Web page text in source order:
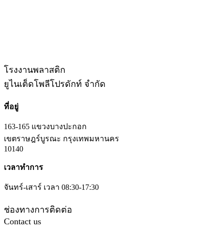
โรงงานพลาสติก
ยูไนเต็ดโพลีโปรดักท์ จำกัด
ที่อยู่
163-165 แขวงบางปะกอก
เขตราษฎร์บูรณะ กรุงเทพมหานคร
10140
เวลาทำการ
จันทร์-เสาร์ เวลา 08:30-17:30
ช่องทางการติดต่อ
Contact us